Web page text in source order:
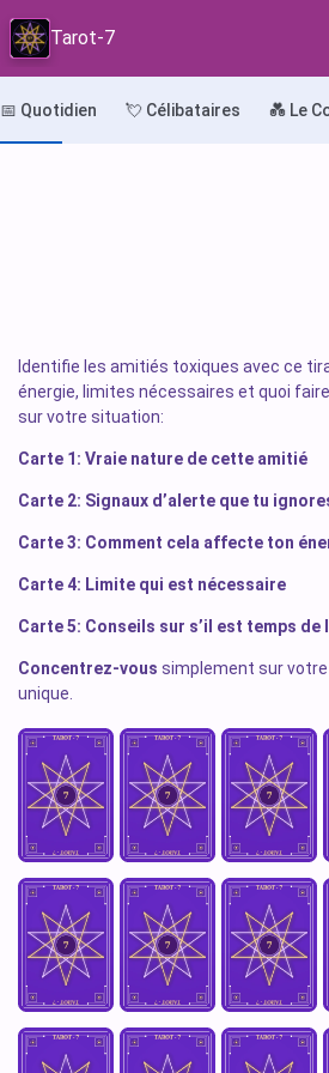
Tarot-7
📅 Quotidien 💘 Célibataires 💑 Le
Identifie les amitiés toxiques avec ce
énergie, limites nécessaires et quoi
sur votre situation:
Carte 1: Vraie nature de cette amitié
Carte 2: Signaux d’alerte que tu
Carte 3: Comment cela affecte ton
Carte 4: Limite qui est nécessaire
Carte 5: Conseils sur s’il est temps de
Concentrez-vous simplement sur
unique.